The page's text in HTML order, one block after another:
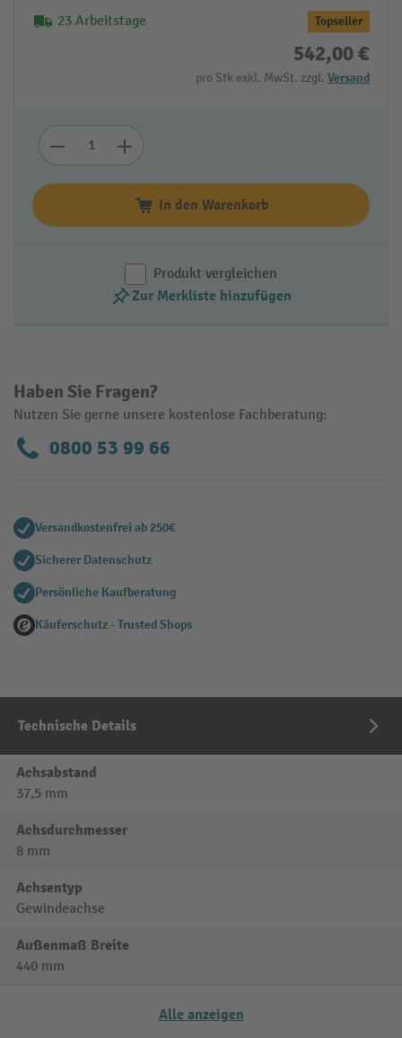
23 Arbeitstage Topseller
542,00 €
pro Stk exkl. MwSt. zzgl. Versand
In den Warenkorb
Produkt vergleichen
Zur Merkliste hinzufügen
Haben Sie Fragen?
Nutzen Sie gerne unsere kostenlose Fachberatung:
0800 53 99 66
Versandkostenfrei ab 250€
Sicherer Datenschutz
Persönliche Kaufberatung
Käuferschutz - Trusted Shops
Technische Details
Achsabstand
37,5 mm
Achsdurchmesser
8 mm
Achsentyp
Gewindeachse
Außenmaß Breite
440 mm
Alle anzeigen